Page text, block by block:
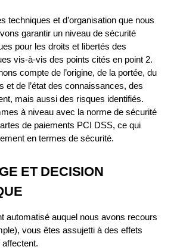
techniques et d’organisation que nous
garantir un niveau de sécurité
pour les droits et libertés des
vis-à-vis des points cités en point 2.
compte de l’origine, de la portée, du
et de l’état des connaissances, des
mais aussi des risques identifiés.
à niveau avec la norme de sécurité
de paiements PCI DSS, ce qui
en termes de sécurité.
ET DECISION
automatisé auquel nous avons recours
vous êtes assujetti à des effets